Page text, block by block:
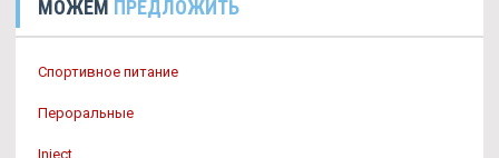
МОЖЕМ ПРЕДЛОЖИТЬ
Спортивное питание
Пероральные
Inject